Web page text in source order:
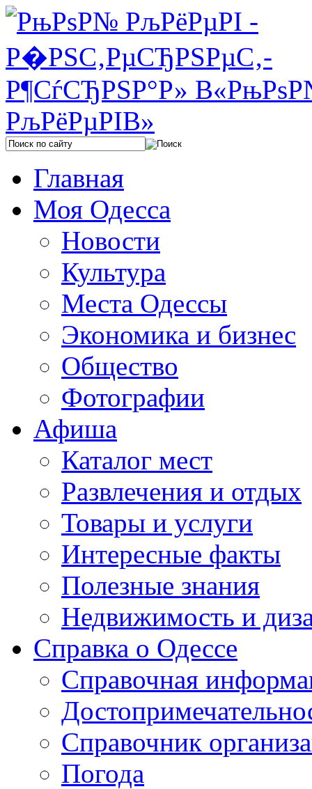
Главная
Моя Одесса
Новости
Культура
Места Одессы
Экономика и бизнес
Общество
Фотографии
Афиша
Каталог мест
Развлечения и отдых
Товары и услуги
Интересные факты
Полезные знания
Недвижимость и
Справка о Одессе
Справочная
Справочник
Погода